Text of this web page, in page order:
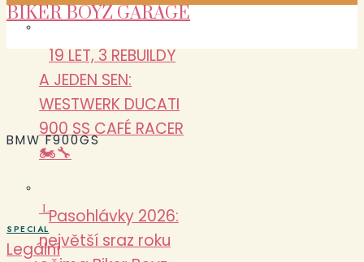
19 LET, 3 REBUILDY
A JEDEN SEN:
WESTWERK DUCATI
900 SS CAFÉ RACER
🏍️🔧
Pasohlávky 2026:
největší sraz roku
BIKER BOYZ GARAGE
BMW F900GS
L
SPECIAL
Legální